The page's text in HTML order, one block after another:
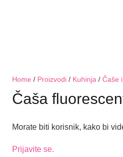
Home / Proizvodi / Kuhinja / Čaše
Čaša
Morate biti korisnik, kako bi
Prijavite se.